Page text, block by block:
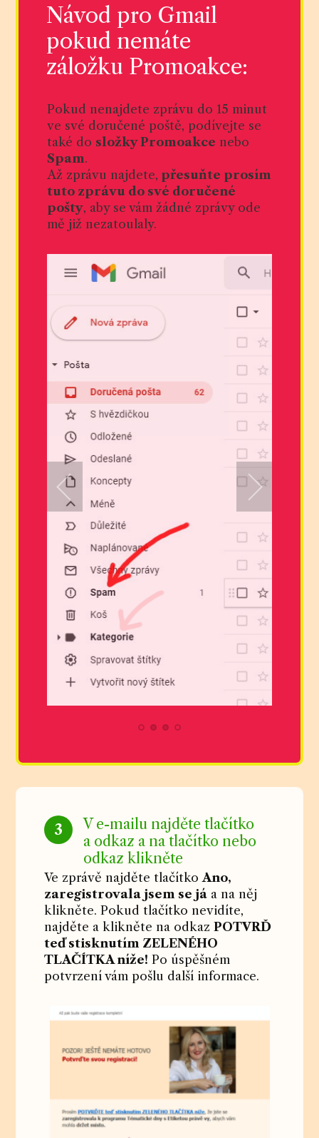
Návod pro Gmail
pokud nemáte
záložku Promoakce:
Pokud nenajdete zprávu do 15 minut
ve své doručené poště, podívejte se
také do složky Promoakce nebo
Spam.
Až zprávu najdete, přesuňte prosím
tuto zprávu do své doručené
pošty, aby se vám žádné zprávy ode
mě již nezatoulaly.
3
V e-mailu najděte tlačítko
a odkaz a na tlačítko nebo
odkaz klikněte
Ve zprávě najděte tlačítkoAno,
zaregistrovala jsem se já a na něj
klikněte. Pokud tlačítko nevidíte,
najděte a klikněte na odkazPOTVRĎ
teď stisknutím ZELENÉHO
TLAČÍTKA níže! Po úspěšném
potvrzení vám pošlu další informace.